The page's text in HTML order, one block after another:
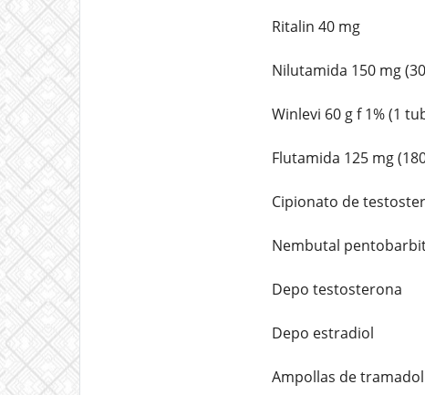
Ritalin 40 mg
Nilutamida 150 mg
Winlevi 60 g f 1% (1
Flutamida 125 mg
Cipionato de
Nembutal
Depo testosterona
Depo estradiol
Ampollas de